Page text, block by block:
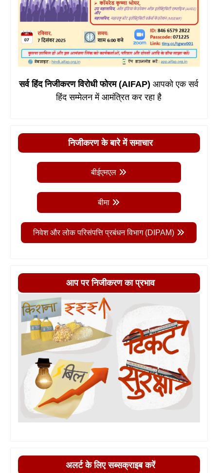
सर्व हिंद निजीकरण विरोधी फोरम (AIFAP)आपको एक सर्व
हिंद सम्मेलन में आमंत्रित कर रहा है
निजीकरण के बारे में समाचार
बीईएमएल
बीमा
निवेश और लोक परिसंपत्ति प्रबंधन विभाग (DIPAM)
आप पर निजीकरण का प्रभाव
अलर्ट के लिए सब्सक्राइब करें